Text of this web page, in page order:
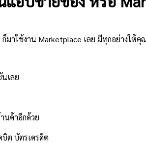
าใช้งาน Marketplace เลย มีทุกอย่างให้
เลย
นค้าอีกด้วย
บิต บัตรเครดิต